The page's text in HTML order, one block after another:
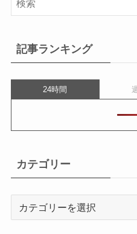
記事ランキング
24時間
カテゴリー